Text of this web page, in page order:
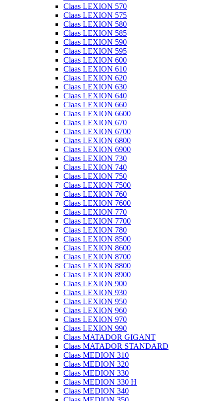
Claas LEXION 570
Claas LEXION 575
Claas LEXION 580
Claas LEXION 585
Claas LEXION 590
Claas LEXION 595
Claas LEXION 600
Claas LEXION 610
Claas LEXION 620
Claas LEXION 630
Claas LEXION 640
Claas LEXION 660
Claas LEXION 6600
Claas LEXION 670
Claas LEXION 6700
Claas LEXION 6800
Claas LEXION 6900
Claas LEXION 730
Claas LEXION 740
Claas LEXION 750
Claas LEXION 7500
Claas LEXION 760
Claas LEXION 7600
Claas LEXION 770
Claas LEXION 7700
Claas LEXION 780
Claas LEXION 8500
Claas LEXION 8600
Claas LEXION 8700
Claas LEXION 8800
Claas LEXION 8900
Claas LEXION 900
Claas LEXION 930
Claas LEXION 950
Claas LEXION 960
Claas LEXION 970
Claas LEXION 990
Claas MATADOR GIGANT
Claas MATADOR STANDARD
Claas MEDION 310
Claas MEDION 320
Claas MEDION 330
Claas MEDION 330 H
Claas MEDION 340